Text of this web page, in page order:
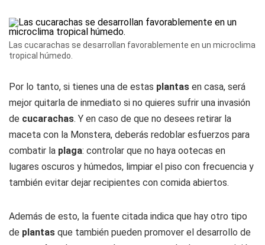
Las cucarachas se desarrollan favorablemente en un microclima
tropical húmedo.
Por lo tanto, si tienes una de estas plantas en casa, será
mejor quitarla de inmediato si no quieres sufrir una invasión
de cucarachas. Y en caso de que no desees retirar la
maceta con la Monstera, deberás redoblar esfuerzos para
combatir la plaga: controlar que no haya ootecas en
lugares oscuros y húmedos, limpiar el piso con frecuencia y
también evitar dejar recipientes con comida abiertos.
Además de esto, la fuente citada indica que hay otro tipo
de plantas que también pueden promover el desarrollo de